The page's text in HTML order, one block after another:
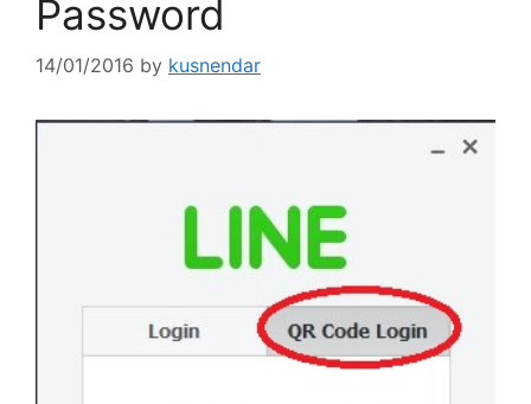
Password
14/01/2016 by kusnendar